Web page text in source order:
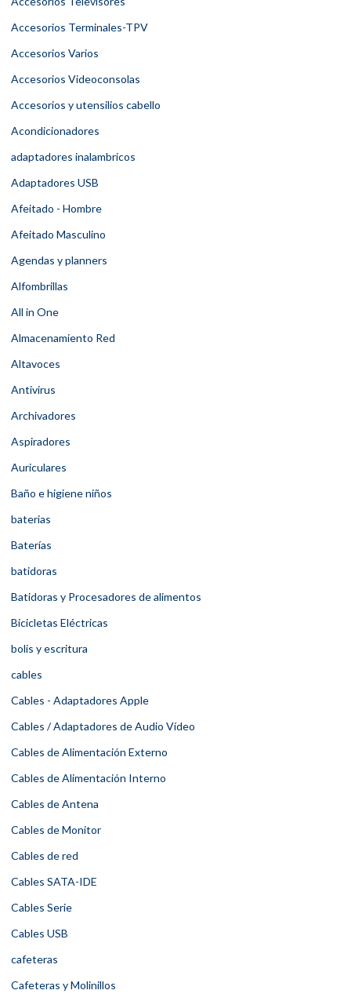
Accesorios Terminales-TPV
Accesorios Varios
Accesorios Videoconsolas
Accesorios y utensilios cabello
Acondicionadores
adaptadores inalambricos
Adaptadores USB
Afeitado - Hombre
Afeitado Masculino
Agendas y planners
Alfombrillas
All in One
Almacenamiento Red
Altavoces
Antivirus
Archivadores
Aspiradores
Auriculares
Baño e higiene niños
baterias
Baterías
batidoras
Batidoras y Procesadores de alimentos
Bicicletas Eléctricas
bolis y escritura
cables
Cables - Adaptadores Apple
Cables / Adaptadores de Audio Vídeo
Cables de Alimentación Externo
Cables de Alimentación Interno
Cables de Antena
Cables de Monitor
Cables de red
Cables SATA-IDE
Cables Serie
Cables USB
cafeteras
Cafeteras y Molinillos